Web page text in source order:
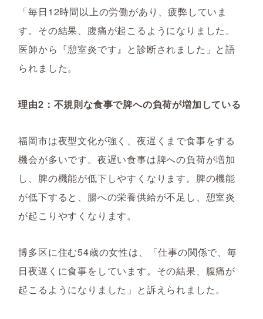
「毎日12時間以上の労働があり、疲弊していま
す。その結果、腹痛が起こるようになりました。
医師から『憩室炎です』と診断されました」と語
られました。
理由2：不規則な食事で脾への負荷が増加している
福岡市は夜型文化が強く、夜遅くまで食事をする
機会が多いです。夜遅い食事は脾への負荷が増加
し、脾の機能が低下しやすくなります。脾の機能
が低下すると、腸への栄養供給が不足し、憩室炎
が起こりやすくなります。
博多区に住む54歳の女性は、「仕事の関係で、毎
日夜遅くに食事をしています。その結果、腹痛が
起こるようになりました」と訴えられました。